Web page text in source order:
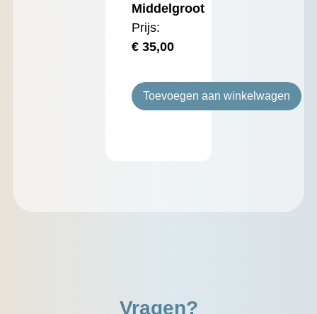
Middelgroot
Prijs:
€35,00
Toevoegen aan winkelwagen
Vragen?